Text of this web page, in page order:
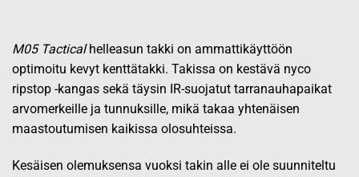
M05 Tacticalhelleasun takki on ammattikäyttöön
optimoitu kevyt kenttätakki. Takissa on kestävä nyco
ripstop -kangas sekä täysin IR-suojatut tarranauhapaikat
arvomerkeille ja tunnuksille, mikä takaa yhtenäisen
maastoutumisen kaikissa olosuhteissa.
Kesäisen olemuksensa vuoksi takin alle ei ole suunniteltu